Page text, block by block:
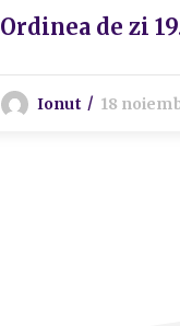
Ordinea de zi
Ionut 18